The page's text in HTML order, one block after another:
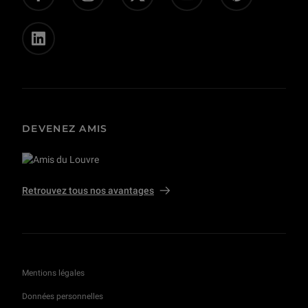
DEVENEZ AMIS
Retrouvez tous nos avantages
Mentions légales
Données personnelles